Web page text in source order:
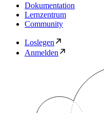
Dokumentation
Lernzentrum
Community
Loslegen
Anmelden